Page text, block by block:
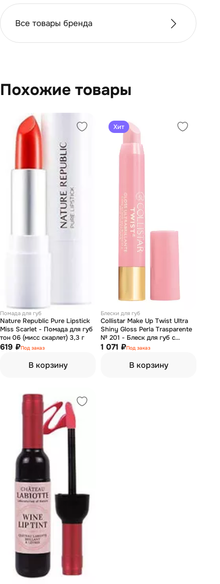
Все товары бренда
Похожие товары
Помада для губ
Nature Republic Pure Lipstick
Miss Scarlet - Помада для губ
тон 06 (мисс скарлет) 3,3 г
619 ₽Под заказ
В корзину
Хит
Блески для губ
Collistar Make Up Twist Ultra
Shiny Gloss Perla Trasparente
№ 201 - Блеск для губ с
гиалуроновой кислотой 2.5 мл
1 071 ₽Под заказ
В корзину